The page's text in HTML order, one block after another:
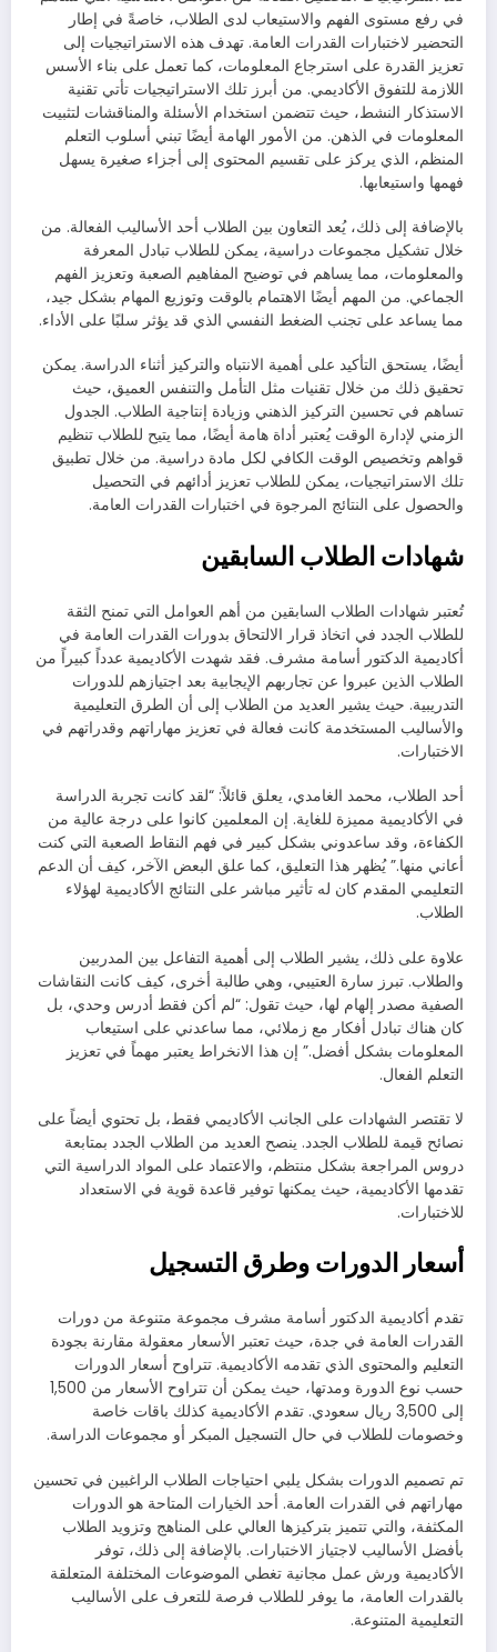
في رفع مستوى الفهم والاستيعاب لدى الطلاب، خاصةً في إطار
التحضير لاختبارات القدرات العامة. تهدف هذه الاستراتيجيات إلى
تعزيز القدرة على استرجاع المعلومات، كما تعمل على بناء الأسس
اللازمة للتفوق الأكاديمي. من أبرز تلك الاستراتيجيات تأتي تقنية
الاستذكار النشط، حيث تتضمن استخدام الأسئلة والمناقشات لتثبيت
المعلومات في الذهن. من الأمور الهامة أيضًا تبني أسلوب التعلم
المنظم، الذي يركز على تقسيم المحتوى إلى أجزاء صغيرة يسهل
فهمها واستيعابها.
بالإضافة إلى ذلك، يُعد التعاون بين الطلاب أحد الأساليب الفعالة. من
خلال تشكيل مجموعات دراسية، يمكن للطلاب تبادل المعرفة
والمعلومات، مما يساهم في توضيح المفاهيم الصعبة وتعزيز الفهم
الجماعي. من المهم أيضًا الاهتمام بالوقت وتوزيع المهام بشكل جيد،
مما يساعد على تجنب الضغط النفسي الذي قد يؤثر سلبًا على الأداء.
أيضًا، يستحق التأكيد على أهمية الانتباه والتركيز أثناء الدراسة. يمكن
تحقيق ذلك من خلال تقنيات مثل التأمل والتنفس العميق، حيث
تساهم في تحسين التركيز الذهني وزيادة إنتاجية الطلاب. الجدول
الزمني لإدارة الوقت يُعتبر أداة هامة أيضًا، مما يتيح للطلاب تنظيم
قواهم وتخصيص الوقت الكافي لكل مادة دراسية. من خلال تطبيق
تلك الاستراتيجيات، يمكن للطلاب تعزيز أدائهم في التحصيل
والحصول على النتائج المرجوة في اختبارات القدرات العامة.
شهادات الطلاب السابقين
تُعتبر شهادات الطلاب السابقين من أهم العوامل التي تمنح الثقة
للطلاب الجدد في اتخاذ قرار الالتحاق بدورات القدرات العامة في
أكاديمية الدكتور أسامة مشرف. فقد شهدت الأكاديمية عدداً كبيراً من
الطلاب الذين عبروا عن تجاربهم الإيجابية بعد اجتيازهم للدورات
التدريبية. حيث يشير العديد من الطلاب إلى أن الطرق التعليمية
والأساليب المستخدمة كانت فعالة في تعزيز مهاراتهم وقدراتهم في
الاختبارات.
أحد الطلاب، محمد الغامدي، يعلق قائلاً: “لقد كانت تجربة الدراسة
في الأكاديمية مميزة للغاية. إن المعلمين كانوا على درجة عالية من
الكفاءة، وقد ساعدوني بشكل كبير في فهم النقاط الصعبة التي كنت
أعاني منها.” يُظهر هذا التعليق، كما علق البعض الآخر، كيف أن الدعم
التعليمي المقدم كان له تأثير مباشر على النتائج الأكاديمية لهؤلاء
الطلاب.
علاوة على ذلك، يشير الطلاب إلى أهمية التفاعل بين المدربين
والطلاب. تبرز سارة العتيبي، وهي طالبة أخرى، كيف كانت النقاشات
الصفية مصدر إلهام لها، حيث تقول: “لم أكن فقط أدرس وحدي، بل
كان هناك تبادل أفكار مع زملائي، مما ساعدني على استيعاب
المعلومات بشكل أفضل.” إن هذا الانخراط يعتبر مهماً في تعزيز
التعلم الفعال.
لا تقتصر الشهادات على الجانب الأكاديمي فقط، بل تحتوي أيضاً على
نصائح قيمة للطلاب الجدد. ينصح العديد من الطلاب الجدد بمتابعة
دروس المراجعة بشكل منتظم، والاعتماد على المواد الدراسية التي
تقدمها الأكاديمية، حيث يمكنها توفير قاعدة قوية في الاستعداد
للاختبارات.
أسعار الدورات وطرق التسجيل
تقدم أكاديمية الدكتور أسامة مشرف مجموعة متنوعة من دورات
القدرات العامة في جدة، حيث تعتبر الأسعار معقولة مقارنة بجودة
التعليم والمحتوى الذي تقدمه الأكاديمية. تتراوح أسعار الدورات
حسب نوع الدورة ومدتها، حيث يمكن أن تتراوح الأسعار من 1,500
إلى 3,500 ريال سعودي. تقدم الأكاديمية كذلك باقات خاصة
وخصومات للطلاب في حال التسجيل المبكر أو مجموعات الدراسة.
تم تصميم الدورات بشكل يلبي احتياجات الطلاب الراغبين في تحسين
مهاراتهم في القدرات العامة. أحد الخيارات المتاحة هو الدورات
المكثفة، والتي تتميز بتركيزها العالي على المناهج وتزويد الطلاب
بأفضل الأساليب لاجتياز الاختبارات. بالإضافة إلى ذلك، توفر
الأكاديمية ورش عمل مجانية تغطي الموضوعات المختلفة المتعلقة
بالقدرات العامة، ما يوفر للطلاب فرصة للتعرف على الأساليب
التعليمية المتنوعة.